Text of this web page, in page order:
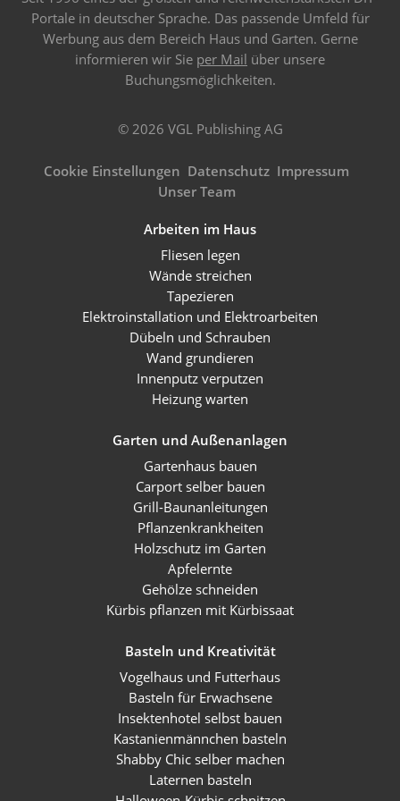
Portale in deutscher Sprache. Das passende Umfeld für
Werbung aus dem Bereich Haus und Garten. Gerne
informieren wir Sie per Mail über unsere
Buchungsmöglichkeiten.
© 2026 VGL Publishing AG
Cookie Einstellungen Datenschutz Impressum
Unser Team
Arbeiten im Haus
Fliesen legen
Wände streichen
Tapezieren
Elektroinstallation und Elektroarbeiten
Dübeln und Schrauben
Wand grundieren
Innenputz verputzen
Heizung warten
Garten und Außenanlagen
Gartenhaus bauen
Carport selber bauen
Grill-Baunanleitungen
Pflanzenkrankheiten
Holzschutz im Garten
Apfelernte
Gehölze schneiden
Kürbis pflanzen mit Kürbissaat
Basteln und Kreativität
Vogelhaus und Futterhaus
Basteln für Erwachsene
Insektenhotel selbst bauen
Kastanienmännchen basteln
Shabby Chic selber machen
Laternen basteln